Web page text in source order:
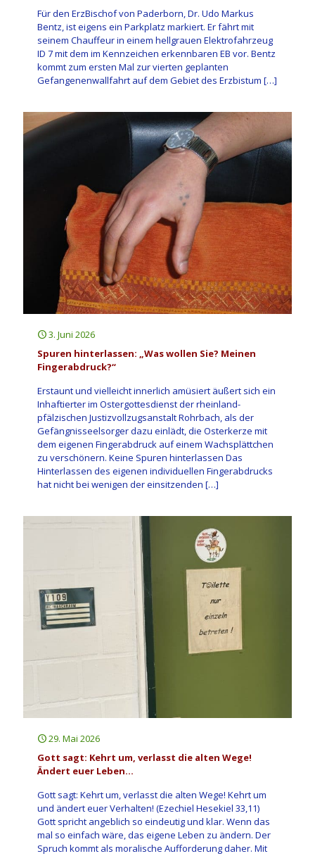
Für den ErzBischof von Paderborn, Dr. Udo Markus
Bentz, ist eigens ein Parkplatz markiert. Er fährt mit
seinem Chauffeur in einem hellgrauen Elektrofahrzeug
ID 7 mit dem im Kennzeichen erkennbaren EB vor. Bentz
kommt zum ersten Mal zur vierten geplanten
Gefangenenwallfahrt auf dem Gebiet des Erzbistum […]
3. Juni 2026
Spuren hinterlassen: „Was wollen Sie? Meinen
Fingerabdruck?“
Erstaunt und vielleicht innerlich amüsiert äußert sich ein
Inhaftierter im Ostergottesdienst der rheinland-
pfälzischen Justizvollzugsanstalt Rohrbach, als der
Gefängnisseelsorger dazu einlädt, die Osterkerze mit
dem eigenen Fingerabdruck auf einem Wachsplättchen
zu verschönern. Keine Spuren hinterlassen Das
Hinterlassen des eigenen individuellen Fingerabdrucks
hat nicht bei wenigen der einsitzenden […]
29. Mai 2026
Gott sagt: Kehrt um, verlasst die alten Wege!
Ändert euer Leben…
Gott sagt: Kehrt um, verlasst die alten Wege! Kehrt um
und ändert euer Verhalten! (Ezechiel Hesekiel 33,11)
Gott spricht angeblich so eindeutig und klar. Wenn das
mal so einfach wäre, das eigene Leben zu ändern. Der
Spruch kommt als moralische Aufforderung daher. Mit